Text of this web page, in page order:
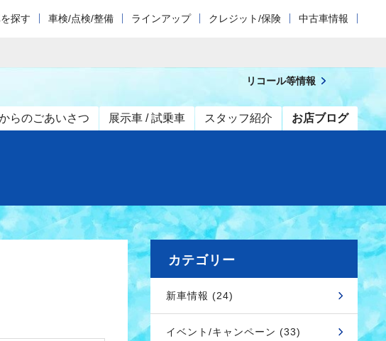
探す 車検/点検/整備 ラインアップ クレジット/保険 中古車情報
らのごあいさつ 展示車 / 試乗車 スタッフ紹介 お店ブログ
リコール等情報
カテゴリー
新車情報 (24)
イベント/キャンペーン (33)